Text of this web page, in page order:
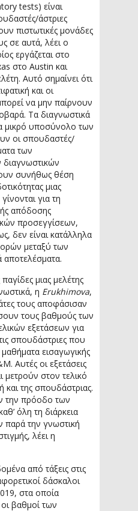
tests) είναι
άστριες
πιστωτικές μονάδες
σε αυτά, λέει ο
εργάζεται στο
στο Austin και
Αυτό σημαίνει ότι
και οι
να μην παίρνουν
Τα διαγνωστικά
μικρό υποσύνολο των
οι σπουδαστές/
των
συνήθως θέση
μιας
για τη
απόδοσης
προσεγγίσεων,
δεν είναι κατάλληλα
μεταξύ των
μιας μελέτης
η Erukhimova,
τους αποφάσισαν
τους βαθμούς των
εξετάσεων για
σπουδάστριες που
εισαγωγικής
Αυτές οι εξετάσεις
μετρούν στον τελικό
της σπουδάστριας.
την πρόοδο των
όλη τη διάρκεια
την γνωστική
λέει η
από τάξεις στις
δάσκαλοι
στα οποία
βαθμοί των